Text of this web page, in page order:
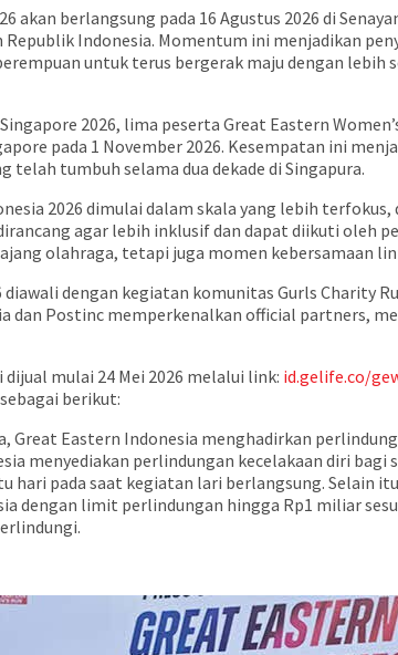
akan berlangsung pada 16 Agustus 2026 di
Indonesia. Momentum ini menjadikan
untuk terus bergerak maju dengan lebih
2026, lima peserta Great Eastern
pada 1 November 2026. Kesempatan ini
telah tumbuh selama dua dekade di Singapura.
2026 dimulai dalam skala yang lebih
agar lebih inklusif dan dapat diikuti oleh
olahraga, tetapi juga momen kebersamaan
dengan kegiatan komunitas Gurls Charity
dan Postinc memperkenalkan official partners,
mulai 24 Mei 2026 melalui link: id.gelife.co/
berikut:
Great Eastern Indonesia menghadirkan
menyediakan perlindungan kecelakaan diri
hari pada saat kegiatan lari berlangsung. Selain
dengan limit perlindungan hingga Rp1 miliar